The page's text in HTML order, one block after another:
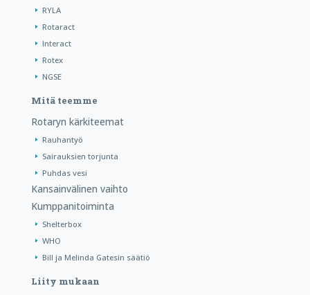
RYLA
Rotaract
Interact
Rotex
NGSE
Mitä teemme
Rotaryn kärkiteemat
Rauhantyö
Sairauksien torjunta
Puhdas vesi
Kansainvälinen vaihto
Kumppanitoiminta
Shelterbox
WHO
Bill ja Melinda Gatesin säätiö
Liity mukaan